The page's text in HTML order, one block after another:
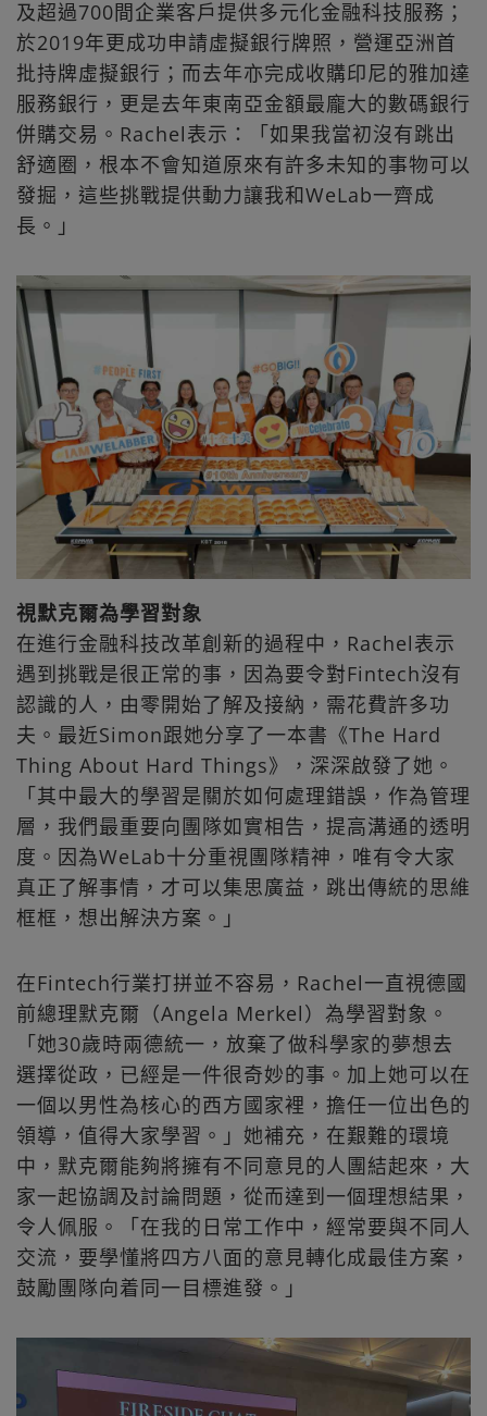
及超過700間企業客戶提供多元化金融科技服務；
於2019年更成功申請虛擬銀行牌照，營運亞洲首
批持牌虛擬銀行；而去年亦完成收購印尼的雅加達
服務銀行，更是去年東南亞金額最龐大的數碼銀行
併購交易。Rachel表示：「如果我當初沒有跳出
舒適圈，根本不會知道原來有許多未知的事物可以
發掘，這些挑戰提供動力讓我和WeLab一齊成
長。」
視默克爾為學習對象
在進行金融科技改革創新的過程中，Rachel表示
遇到挑戰是很正常的事，因為要令對Fintech沒有
認識的人，由零開始了解及接納，需花費許多功
夫。最近Simon跟她分享了一本書《The Hard
Thing About Hard Things》，深深啟發了她。
「其中最大的學習是關於如何處理錯誤，作為管理
層，我們最重要向團隊如實相告，提高溝通的透明
度。因為WeLab十分重視團隊精神，唯有令大家
真正了解事情，才可以集思廣益，跳出傳統的思維
框框，想出解決方案。」
在Fintech行業打拼並不容易，Rachel一直視德國
前總理默克爾（Angela Merkel）為學習對象。
「她30歲時兩德統一，放棄了做科學家的夢想去
選擇從政，已經是一件很奇妙的事。加上她可以在
一個以男性為核心的西方國家裡，擔任一位出色的
領導，值得大家學習。」她補充，在艱難的環境
中，默克爾能夠將擁有不同意見的人團結起來，大
家一起協調及討論問題，從而達到一個理想結果，
令人佩服。「在我的日常工作中，經常要與不同人
交流，要學懂將四方八面的意見轉化成最佳方案，
鼓勵團隊向着同一目標進發。」